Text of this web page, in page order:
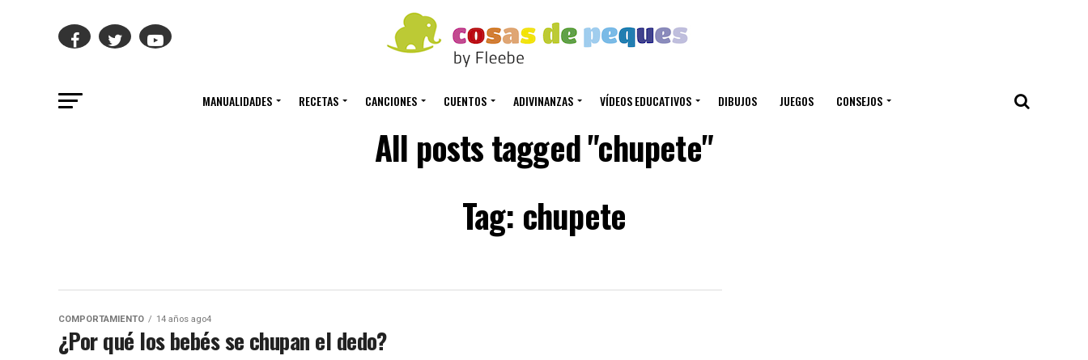
MANUALIDADES RECETAS CANCIONES CUENTOS ADIVINANZAS VÍDEOS EDUCATIVOS DIBUJOS JUEGOS CONSEJOS
All posts tagged "chupete"
Tag: chupete
COMPORTAMIENTO 14 años ago4
¿Por qué los bebés se chupan el dedo?